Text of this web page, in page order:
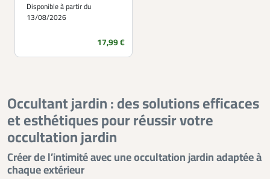
Disponible à partir du
13/08/2026
Prix
17,99 €
Occultant jardin : des solutions efficaces
et esthétiques pour réussir votre
occultation jardin
Créer de l’intimité avec une occultation jardin adaptée à
chaque extérieur